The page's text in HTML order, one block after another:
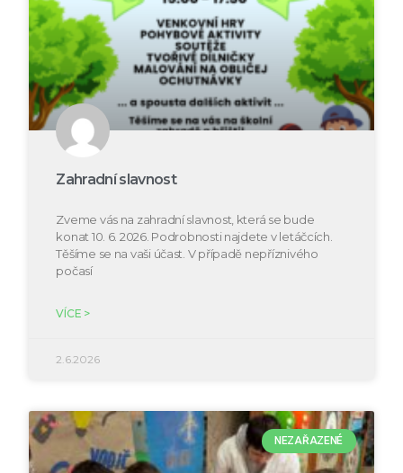
Zahradní slavnost
Zveme vás na zahradní slavnost, která se bude
konat 10. 6. 2026. Podrobnosti najdete v letáčcích.
Těšíme se na vaši účast. V případě nepříznivého
počasí
VÍCE >
2.6.2026
NEZAŘAZENÉ